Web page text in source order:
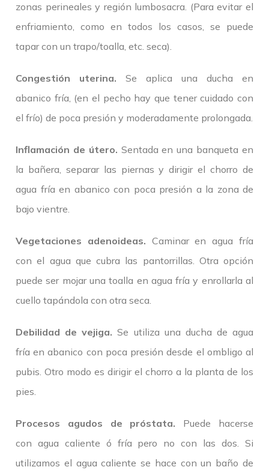
zonas perineales y región lumbosacra. (Para evitar el
enfriamiento, como en todos los casos, se puede
tapar con un trapo/toalla, etc. seca).
Congestión uterina. Se aplica una ducha en
abanico fría, (en el pecho hay que tener cuidado con
el frío) de poca presión y moderadamente prolongada.
Inflamación de útero. Sentada en una banqueta en
la bañera, separar las piernas y dirigir el chorro de
agua fría en abanico con poca presión a la zona de
bajo vientre.
Vegetaciones adenoideas. Caminar en agua fría
con el agua que cubra las pantorrillas. Otra opción
puede ser mojar una toalla en agua fría y enrollarla al
cuello tapándola con otra seca.
Debilidad de vejiga. Se utiliza una ducha de agua
fría en abanico con poca presión desde el ombligo al
pubis. Otro modo es dirigir el chorro a la planta de los
pies.
Procesos agudos de próstata. Puede hacerse
con agua caliente ó fría pero no con las dos. Si
utilizamos el agua caliente se hace con un baño de